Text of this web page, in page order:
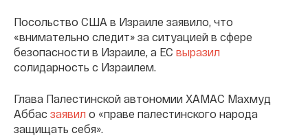
Посольство США в Израиле заявило, что
«внимательно следит» за ситуацией в сфере
безопасности в Израиле, а ЕС выразил
солидарность с Израилем.
Глава Палестинской автономии ХАМАС Махмуд
Аббас заявил о «праве палестинского народа
защищать себя».